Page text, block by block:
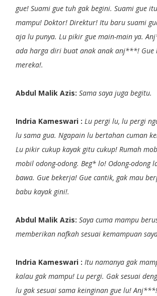
gue! Suami gue tuh gak begini. Suami gue
mampu! Doktor! Direktur! Itu baru suami
aja lu punya. Lu pikir gue main-main ya.
ada harga diri buat anak anak anj***! Gue
mereka!.
Abdul Malik Azis: Sama saya juga begitu.
Indria Kameswari : Lu pergi lu, lu pergi
lu sama gua. Ngapain lu bertahan cuman
Lu pikir cukup kayak gitu cukup! Rumah
mobil odong-odong. Beg* lo! Odong-odong
bawa. Gue bekerja! Gue cantik, gak mau
babu kayak gini!.
Abdul Malik Azis: Saya cuma mampu
memberikan nafkah sesuai kemampuan
Indria Kameswari : Itu namanya gak
kalau gak mampu! Lu pergi. Gak sesuai
lu gak sesuai sama keinginan gue lu!